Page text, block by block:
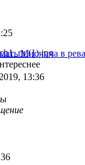
Миочича в
13:36